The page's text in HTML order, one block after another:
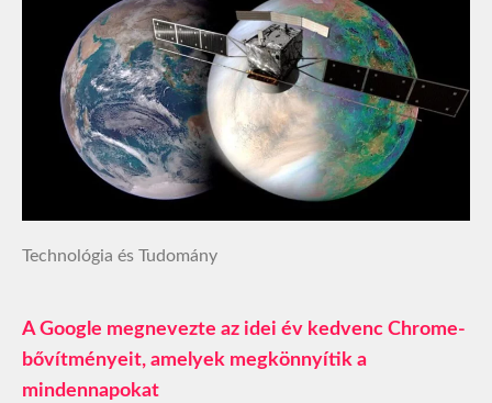
Technológia és Tudomány
A Google megnevezte az idei év kedvenc Chrome-
bővítményeit, amelyek megkönnyítik a
mindennapokat